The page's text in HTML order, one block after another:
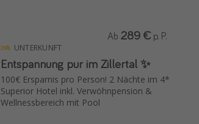
UNTERKUNFT
Entspannung pur im Zillertal ✨
100€ Ersparnis pro Person! 2 Nächte im 4*
Superior Hotel inkl. Verwöhnpension &
Wellnessbereich mit Pool
Ab 289 € p. P.